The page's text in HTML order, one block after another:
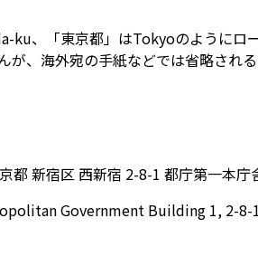
ku、「東京都」はTokyoのように
が、海外宛の手紙などでは省略され
都 新宿区 西新宿 2-8-1 都庁第一本庁
Government Building 1, 2-